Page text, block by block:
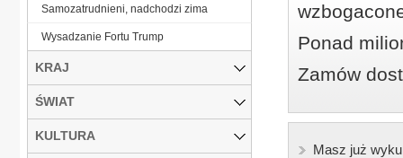
Ponad
Zamów
Masz już
Samozatrudnieni, nadchodzi zima
Wysadzanie Fortu Trump
KRAJ
ŚWIAT
KULTURA